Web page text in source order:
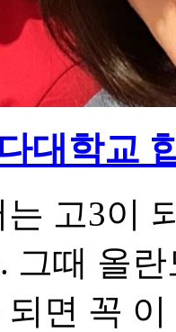
대학교
고3이
그때 올
면 꼭